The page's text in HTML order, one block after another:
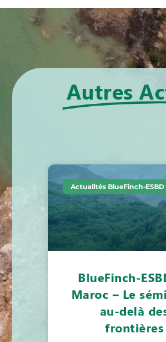
Autres
Actualités BlueFinch-ESBD
BlueFinch-
Maroc – Le
au-delà
frontières